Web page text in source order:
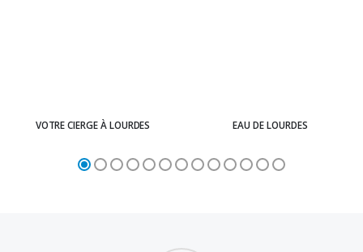
VOTRE CIERGE À LOURDES EAU DE LOURDES